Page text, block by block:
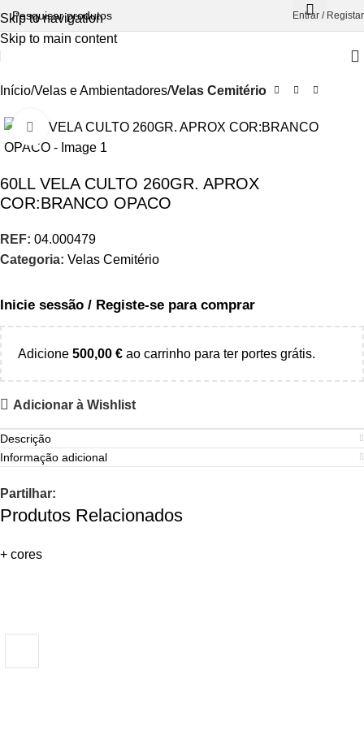
Skip to navigation
Skip to main content
Entrar / Registar
Início Velas e Ambientadores Velas Cemitério
Aumentar Imagem
60LL VELA CULTO 260GR. APROX
COR:BRANCO OPACO
REF: 04.000479
Categoria: Velas Cemitério
Inicie sessão / Registe-se para comprar
Adicione 500,00 € ao carrinho para ter portes grátis.
Adicionar à Wishlist
Descrição
Informação adicional
Partilhar:
Produtos Relacionados
+ cores